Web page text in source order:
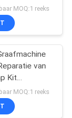
MOQ:1 reeks
van
Kit
pomp
reparatie
MOQ:1 reeks